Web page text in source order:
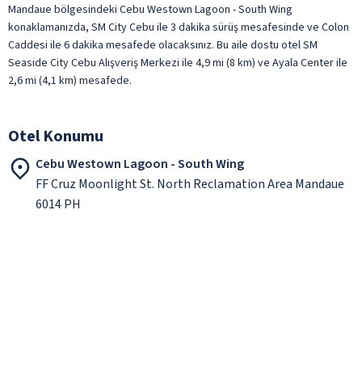
Mandaue bölgesindeki Cebu Westown Lagoon - South Wing
konaklamanızda, SM City Cebu ile 3 dakika sürüş mesafesinde ve Colon
Caddesi ile 6 dakika mesafede olacaksınız. Bu aile dostu otel SM
Seaside City Cebu Alışveriş Merkezi ile 4,9 mi (8 km) ve Ayala Center ile
2,6 mi (4,1 km) mesafede.
Otel Konumu
Cebu Westown Lagoon - South Wing
FF Cruz Moonlight St. North Reclamation Area Mandaue
6014 PH